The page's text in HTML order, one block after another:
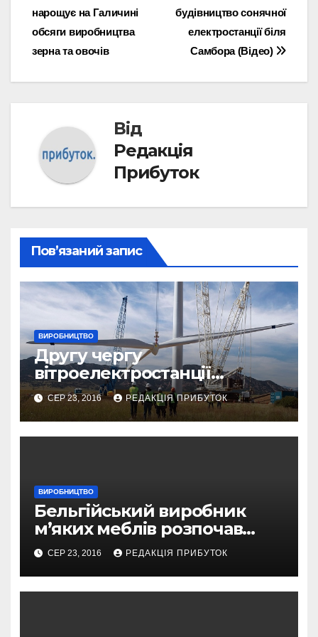
записів
будівництво сонячної
електростанції біля
Самбора (Відео)
нарощує на Галичині
обсяги виробництва
зерна та овочів
Від
Редакція
Прибуток
Пов’язаний запис
ВИРОБНИЦТВО
Другу чергу
вітроелектростанції
«Старий Самбір-1» запустять
у 4 кварталі
СЕР 23, 2016 РЕДАКЦІЯ ПРИБУТОК
ВИРОБНИЦТВО
Бельгійський виробник
м’яких меблів розпочав
будівництво фабрики у
Бориславі
СЕР 23, 2016 РЕДАКЦІЯ ПРИБУТОК